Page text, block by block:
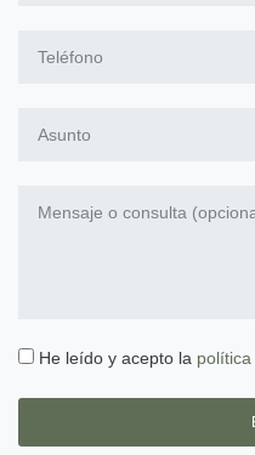
He leído y acepto la política